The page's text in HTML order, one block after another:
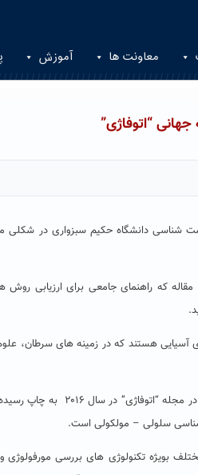
معاونت ها آموزش
“اتوفاژی”
شناسی دانشگاه حکیم سبزواری در شکلی
که راهنمای جامعی برای ارزیابی
آسیایی هستند که در زمینه های سرطان،
دانشیار دانشگاه حکیم سبزواری با اشاره به
بویژه تکنولوژی های بررسی مورفولوژی